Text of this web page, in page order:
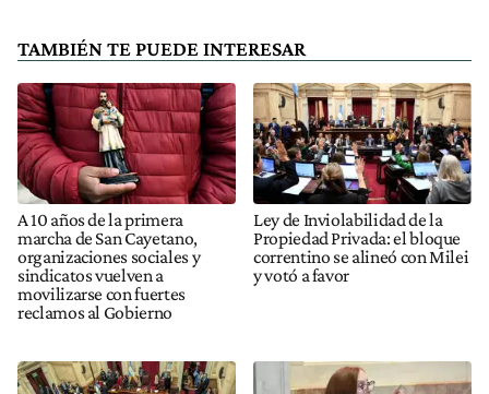
TAMBIÉN TE PUEDE INTERESAR
A 10 años de la primera
marcha de San Cayetano,
organizaciones sociales y
sindicatos vuelven a
movilizarse con fuertes
reclamos al Gobierno
Ley de Inviolabilidad de la
Propiedad Privada: el bloque
correntino se alineó con Milei
y votó a favor